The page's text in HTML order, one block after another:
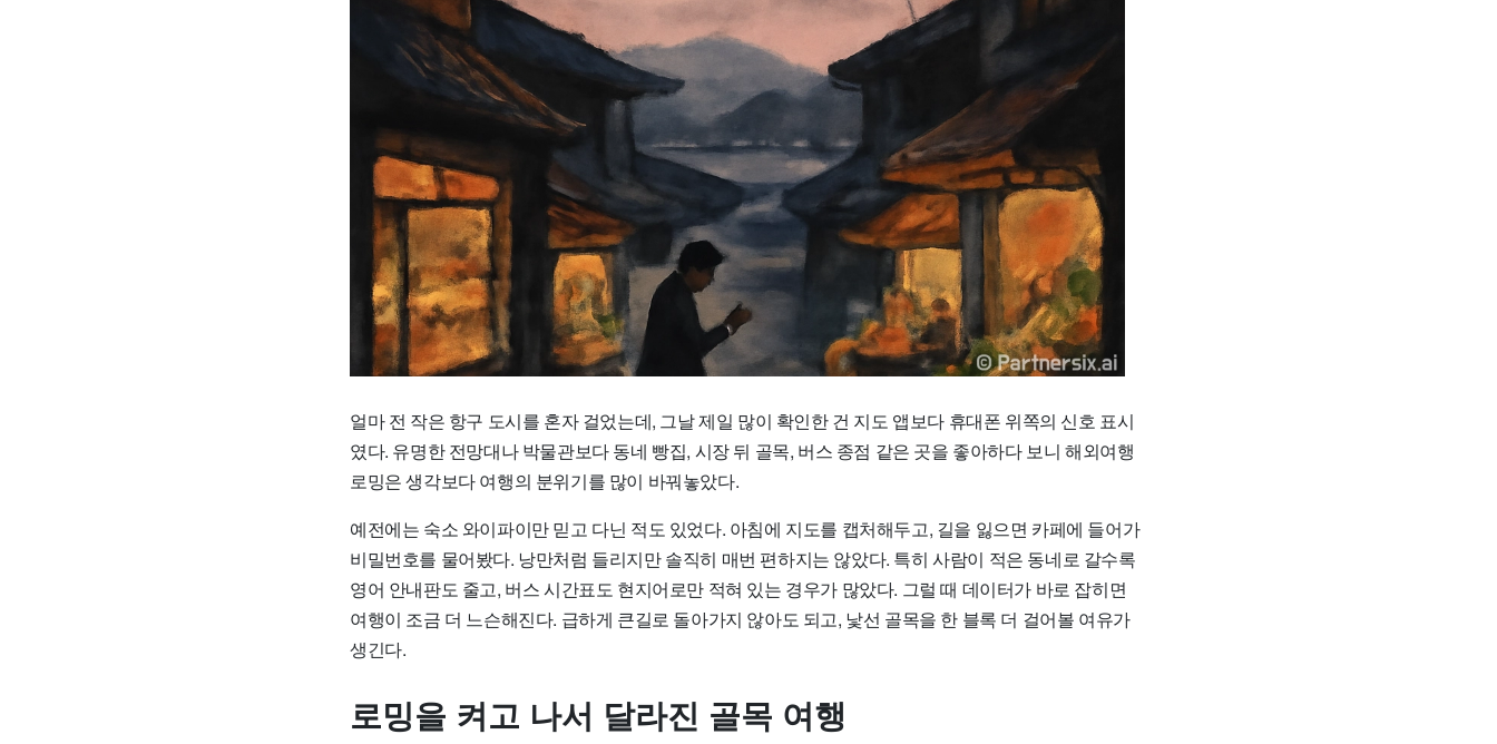
얼마 전 작은 항구 도시를 혼자 걸었는데, 그날 제일 많이 확인한 건 지도 앱보다 휴대폰 위쪽의 신호 표시
였다. 유명한 전망대나 박물관보다 동네 빵집, 시장 뒤 골목, 버스 종점 같은 곳을 좋아하다 보니 해외여행
로밍은 생각보다 여행의 분위기를 많이 바꿔놓았다.
예전에는 숙소 와이파이만 믿고 다닌 적도 있었다. 아침에 지도를 캡처해두고, 길을 잃으면 카페에 들어가
비밀번호를 물어봤다. 낭만처럼 들리지만 솔직히 매번 편하지는 않았다. 특히 사람이 적은 동네로 갈수록
영어 안내판도 줄고, 버스 시간표도 현지어로만 적혀 있는 경우가 많았다. 그럴 때 데이터가 바로 잡히면
여행이 조금 더 느슨해진다. 급하게 큰길로 돌아가지 않아도 되고, 낯선 골목을 한 블록 더 걸어볼 여유가
생긴다.
로밍을 켜고 나서 달라진 골목 여행